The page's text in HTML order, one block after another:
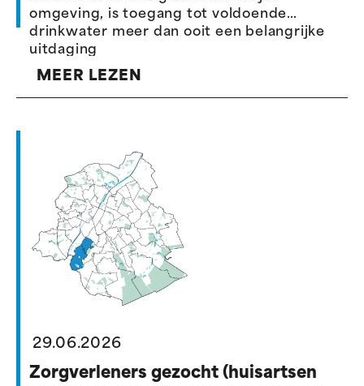
omgeving, is toegang tot voldoende
drinkwater meer dan ooit een belangrijke
uitdaging
MEER LEZEN
29.06.2026
Zorgverleners gezocht (huisartsen